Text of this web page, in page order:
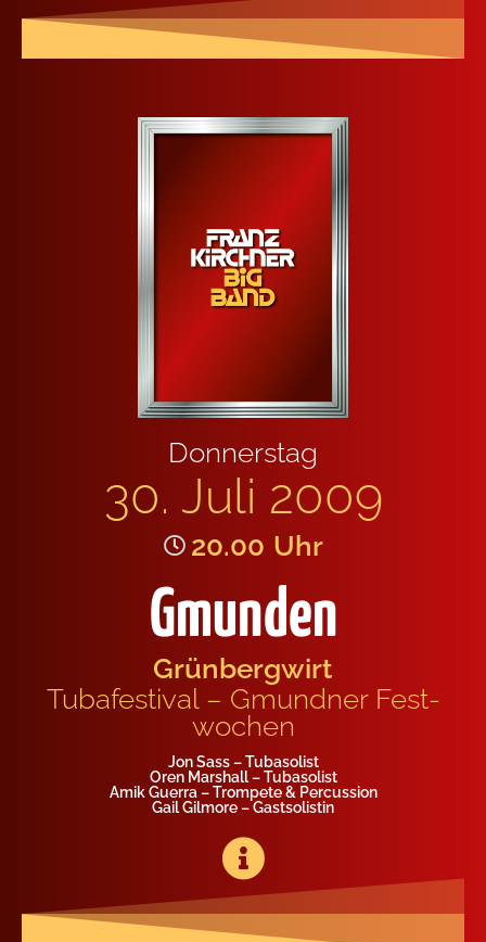
Don­ners­tag
30. Juli 2009
20.00 Uhr
Gmunden
Grün­berg­wirt
Tubafes­ti­val – Gmund­ner Fest­
wo­chen
Jon Sass – Tuba­so­list
Oren Mar­shall – Tuba­so­list
Amik Guer­ra – Trom­pe­te & Per­cus­sion
Gail Gilm­o­re – Gast­so­lis­tin